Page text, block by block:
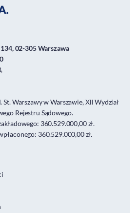
02-305 Warszawa
St. Warszawy w Warszawie, XII Wydział
Rejestru Sądowego.
360.529.000,00 zł.
360.529.000,00 zł.